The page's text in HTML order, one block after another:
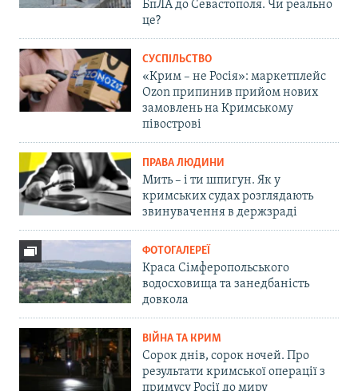
БпЛА до Севастополя. Чи реально
це?
СУСПІЛЬСТВО
«Крим – не Росія»: маркетплейс
Ozon припинив прийом нових
замовлень на Кримському
півострові
ПРАВА ЛЮДИНИ
Мить – і ти шпигун. Як у
кримських судах розглядають
звинувачення в держзраді
ФОТОГАЛЕРЕЇ
Краса Сімферопольського
водосховища та занедбаність
довкола
ВІЙНА ТА КРИМ
Сорок днів, сорок ночей. Про
результати кримської операції з
примусу Росії до миру